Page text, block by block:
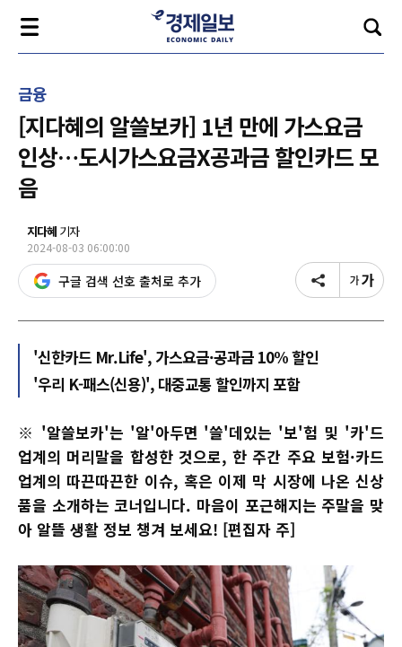
금융
[지다혜의 알쓸보카] 1년 만에 가스요금
인상…도시가스요금X공과금 할인카드 모
음
지다혜 기자
2024-08-03 06:00:00
구글 검색 선호 출처로 추가
'신한카드 Mr.Life', 가스요금·공과금 10% 할인
'우리 K-패스(신용)', 대중교통 할인까지 포함
※ '알쓸보카'는 '알'아두면 '쓸'데있는 '보'험 및 '카'드
업계의 머리말을 합성한 것으로, 한 주간 주요 보험·카드
업계의 따끈따끈한 이슈, 혹은 이제 막 시장에 나온 신상
품을 소개하는 코너입니다. 마음이 포근해지는 주말을 맞
아 알뜰 생활 정보 챙겨 보세요! [편집자 주]